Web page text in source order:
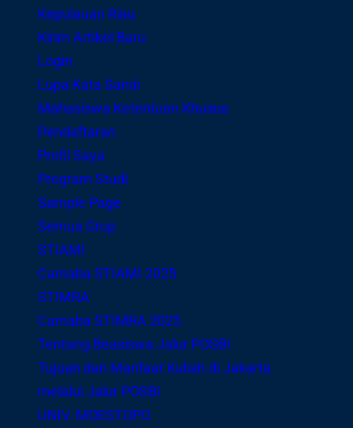
Kepulauan Riau
Kirim Artikel Baru
Login
Lupa Kata Sandi
Mahasiswa Ketentuan Khusus
Pendaftaran
Profil Saya
Program Studi
Sample Page
Semua Grup
STIAMI
Camaba STIAMI 2025
STIMRA
Camaba STIMRA 2025
Tentang Beasiswa Jalur POSBI
Tujuan dan Manfaat Kuliah di Jakarta
melalui Jalur POSBI
UNIV. MOESTOPO